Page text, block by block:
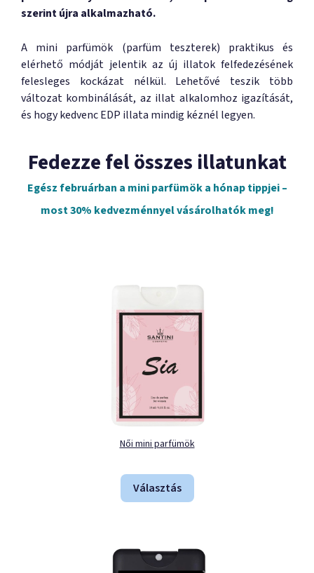
szerint újra alkalmazható.
A mini parfümök (parfüm teszterek) praktikus és
elérhető módját jelentik az új illatok felfedezésének
felesleges kockázat nélkül. Lehetővé teszik több
változat kombinálását, az illat alkalomhoz igazítását,
és hogy kedvenc EDP illata mindig kéznél legyen.
Fedezze fel összes illatunkat
Egész februárban a mini parfümök a hónap tippjei –
most 30% kedvezménnyel vásárolhatók meg!
Női mini parfümök
Választás